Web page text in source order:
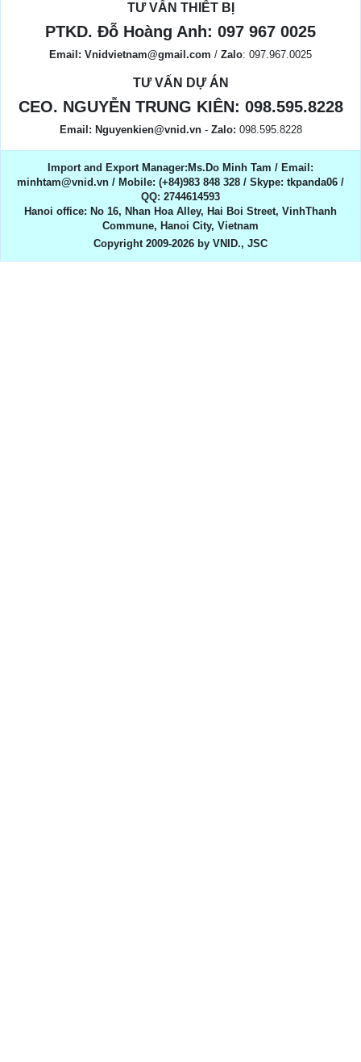
TƯ VẤN THIẾT BỊ
PTKD. Đỗ Hoàng Anh: 097 967 0025
Email: Vnidvietnam@gmail.com / Zalo: 097.967.0025
TƯ VẤN DỰ ÁN
CEO. NGUYỄN TRUNG KIÊN: 098.595.8228
Email: Nguyenkien@vnid.vn- Zalo: 098.595.8228
Import and Export Manager:Ms.Do Minh Tam / Email:
minhtam@vnid.vn / Mobile​:​ (+84)983 848 328 / Skype: tkpanda06 /
QQ: 2744614593
Hanoi office: No 16, Nhan Hoa Alley, Hai Boi Street, VinhThanh
Commune, Hanoi City, Vietnam
Copyright 2009-2026 by VNID., JSC